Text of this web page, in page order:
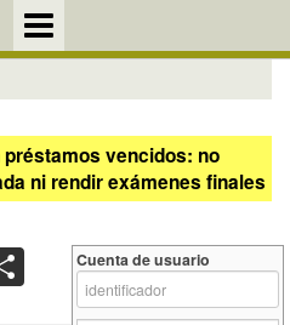
vencidos: no
ni rendir exámenes finales
Cuenta de usuario